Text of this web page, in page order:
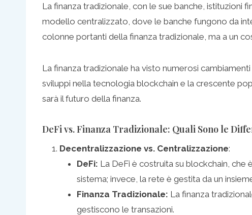
La finanza tradizionale, con le sue banche, istituzioni
modello centralizzato, dove le banche fungono da
colonne portanti della finanza tradizionale, ma a un
La finanza tradizionale ha visto numerosi
sviluppi nella tecnologia blockchain e la crescente
sarà il futuro della finanza.
DeFi vs. Finanza Tradizionale: Quali Sono le
Decentralizzazione vs. Centralizzazione:
DeFi: La DeFi è costruita su blockchain, che
sistema; invece, la rete è gestita da un
Finanza Tradizionale: La finanza
gestiscono le transazioni.